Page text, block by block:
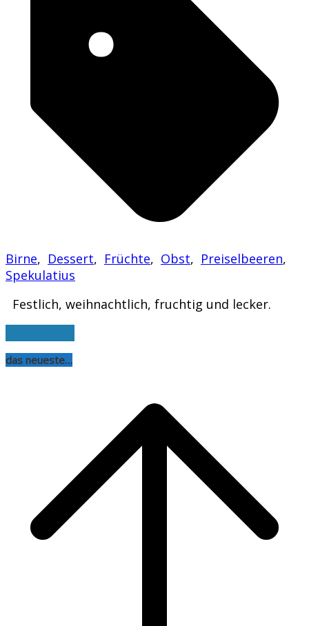
Birne, Dessert, Früchte, Obst, Preiselbeeren,
Spekulatius
Festlich, weihnachtlich, fruchtig und lecker.
das neueste…